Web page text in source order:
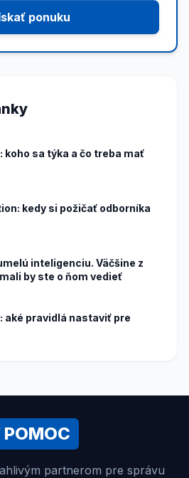
ponuku
koho sa týka a čo treba mať
kedy si požičať odborníka
inteligenciu. Väčšine z
by ste o ňom vedieť
aké pravidlá nastaviť pre
POMOC
partnerom pre správu